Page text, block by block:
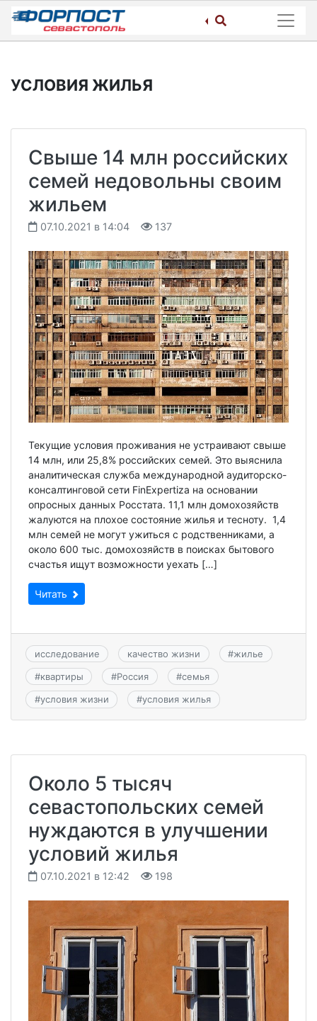
Skip
content
УСЛОВИЯ ЖИЛЬЯ
Свыше 14 млн российских
семей недовольны своим
жильем
07.10.2021 в 14:04 137
Текущие условия проживания не устраивают свыше
14 млн, или 25,8% российских семей. Это выяснила
аналитическая служба международной аудиторско-
консалтинговой сети FinExpertiza на основании
опросных данных Росстата. 11,1 млн домохозяйств
жалуются на плохое состояние жилья и тесноту. 1,4
млн семей не могут ужиться с родственниками, а
около 600 тыс. домохозяйств в поисках бытового
счастья ищут возможности уехать […]
Читать
исследование качество жизни #жилье
#квартиры #Россия #семья
#условия жизни #условия жилья
Около 5 тысяч
севастопольских семей
нуждаются в улучшении
условий жилья
07.10.2021 в 12:42 198